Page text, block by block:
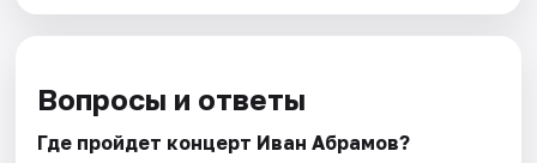
Вопросы и ответы
Где пройдет концерт Иван Абрамов?